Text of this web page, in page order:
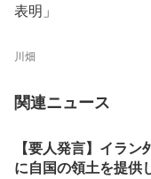
表明」
川畑
関連ニュース
【要人発言】イラ
に自国の領土を提供